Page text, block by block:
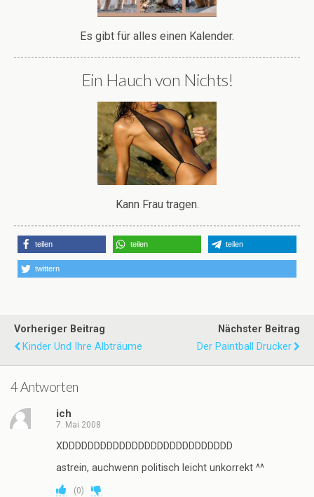
Es gibt für alles einen Kalender.
Ein Hauch von Nichts!
Kann Frau tragen.
teilen teilen teilen
twittern
Vorheriger Beitrag
Kinder Und Ihre Albträume
Nächster Beitrag
Der Paintball Drucker
4 Antworten
ich
7. Mai 2008
XDDDDDDDDDDDDDDDDDDDDDDDDDDD
astrein, auchwenn politisch leicht unkorrekt ^^
(0)